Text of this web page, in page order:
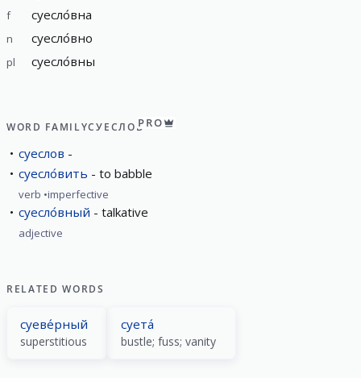
f суесло́вна
n суесло́вно
pl суесло́вны
WORD FAMILYСУЕСЛОВPRO
суеслов
суесло́вить
to babble
verb imperfective
суесло́вный talkative
adjective
RELATED WORDS
суеве́рный
superstitious
суета́
bustle; fuss; vanity